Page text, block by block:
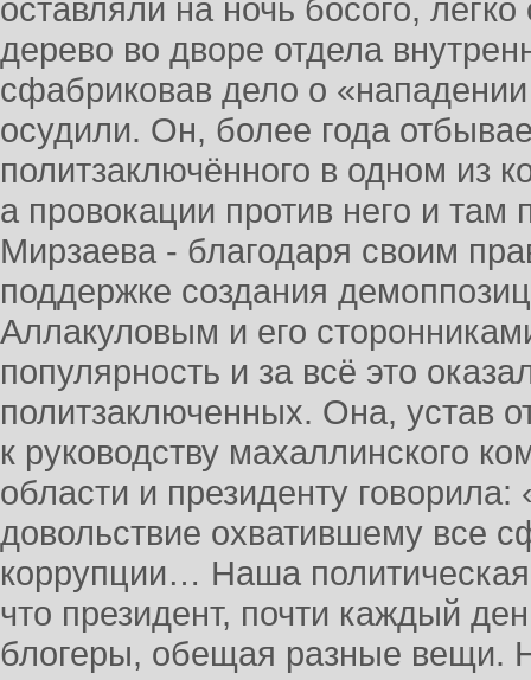
оставляли на ночь босого, легко
дерево во дворе отдела
сфабриковав дело о
осудили. Он, более года
политзаключённого в одном из
а провокации против него и там
Мирзаева - благодаря своим
поддержке создания
Аллакуловым и его
популярность и за всё это
политзаключенных. Она, устав
к руководству махаллинского
области и президенту
довольствие охватившему все
коррупции… Наша
что президент, почти каждый
блогеры, обещая разные вещи.